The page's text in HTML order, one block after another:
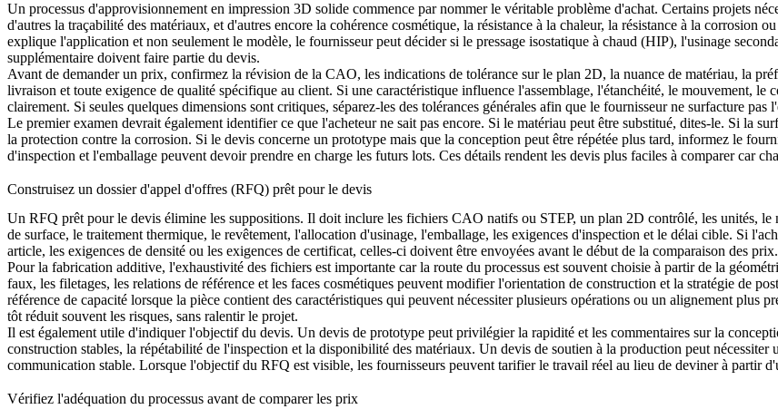
Un processus d'approvisionnement en impression 3D solide commence par nommer le véritable problème d'achat. Certains projets
d'autres la traçabilité des matériaux, et d'autres encore la cohérence cosmétique, la résistance à la chaleur, la résistance à la corrosion
explique l'application et non seulement le modèle, le fournisseur peut décider si le pressage isostatique à chaud (HIP), l'usinage
supplémentaire doivent faire partie du devis.
Avant de demander un prix, confirmez la révision de la CAO, les indications de tolérance sur le plan 2D, la nuance de matériau, la
livraison et toute exigence de qualité spécifique au client. Si une caractéristique influence l'assemblage, l'étanchéité, le mouvement, le
clairement. Si seules quelques dimensions sont critiques, séparez-les des tolérances générales afin que le fournisseur ne surfacture
Le premier examen devrait également identifier ce que l'acheteur ne sait pas encore. Si le matériau peut être substitué, dites-le. Si la
la protection contre la corrosion. Si le devis concerne un prototype mais que la conception peut être répétée plus tard, informez le
d'inspection et l'emballage peuvent devoir prendre en charge les futurs lots. Ces détails rendent les devis plus faciles à comparer car
Construisez un dossier d'appel d'offres (RFQ) prêt pour le devis
Un RFQ prêt pour le devis élimine les suppositions. Il doit inclure les fichiers CAO natifs ou STEP, un plan 2D contrôlé, les unités,
de surface, le traitement thermique, le revêtement, l'allocation d'usinage, l'emballage, les exigences d'inspection et le délai cible. Si
article, les exigences de densité ou les exigences de certificat, celles-ci doivent être envoyées avant le début de la comparaison des prix.
Pour la fabrication additive, l'exhaustivité des fichiers est importante car la route du processus est souvent choisie à partir de la
faux, les filetages, les relations de référence et les faces cosmétiques peuvent modifier l'orientation de construction et la stratégie de
référence de capacité lorsque la pièce contient des caractéristiques qui peuvent nécessiter plusieurs opérations ou un alignement plus
tôt réduit souvent les risques, sans ralentir le projet.
Il est également utile d'indiquer l'objectif du devis. Un devis de prototype peut privilégier la rapidité et les commentaires sur la
construction stables, la répétabilité de l'inspection et la disponibilité des matériaux. Un devis de soutien à la production peut
communication stable. Lorsque l'objectif du RFQ est visible, les fournisseurs peuvent tarifier le travail réel au lieu de deviner à partir
Vérifiez l'adéquation du processus avant de comparer les prix